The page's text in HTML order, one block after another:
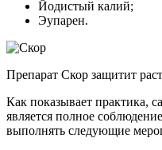
Йодистый калий;
Эупарен.
Препарат Скор защитит
Как показывает практика,
является полное
выполнять следующие